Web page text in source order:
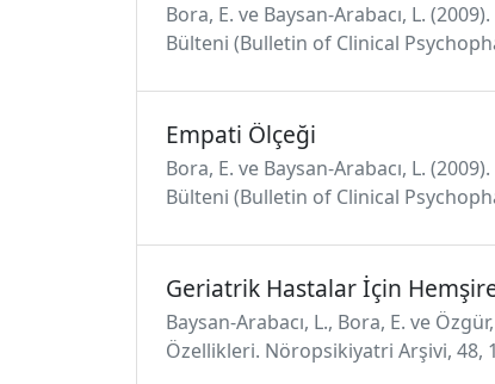
Bora, E. ve Baysan-Arabacı, L.
Bülteni (Bulletin of Clinical
Empati Ölçeği
Bora, E. ve Baysan-Arabacı, L.
Bülteni (Bulletin of Clinical
Geriatrik Hastalar İçin
Baysan-Arabacı, L., Bora, E. ve
Özellikleri. Nöropsikiyatri Arşivi, 48,